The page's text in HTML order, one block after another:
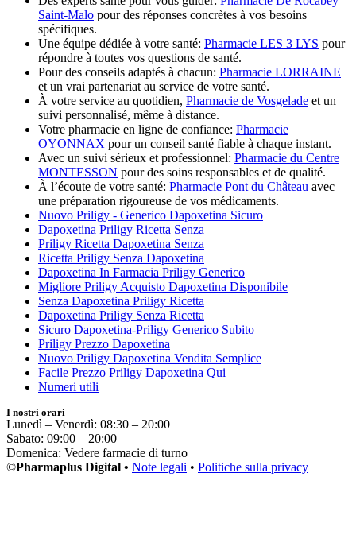
Saint-Malo pour des réponses concrètes à vos besoins
spécifiques.
Une équipe dédiée à votre santé: Pharmacie LES 3 LYS pour
répondre à toutes vos questions de santé.
Pour des conseils adaptés à chacun: Pharmacie LORRAINE
et un vrai partenariat au service de votre santé.
À votre service au quotidien, Pharmacie de Vosgelade et un
suivi personnalisé, même à distance.
Votre pharmacie en ligne de confiance: Pharmacie
OYONNAX pour un conseil santé fiable à chaque instant.
Avec un suivi sérieux et professionnel: Pharmacie du Centre
MONTESSON pour des soins responsables et de qualité.
À l’écoute de votre santé: Pharmacie Pont du Château avec
une préparation rigoureuse de vos médicaments.
Nuovo Priligy - Generico Dapoxetina Sicuro
Dapoxetina Priligy Ricetta Senza
Priligy Ricetta Dapoxetina Senza
Ricetta Priligy Senza Dapoxetina
Dapoxetina In Farmacia Priligy Generico
Migliore Priligy Acquisto Dapoxetina Disponibile
Senza Dapoxetina Priligy Ricetta
Dapoxetina Priligy Senza Ricetta
Sicuro Dapoxetina-Priligy Generico Subito
Priligy Prezzo Dapoxetina
Nuovo Priligy Dapoxetina Vendita Semplice
Facile Prezzo Priligy Dapoxetina Qui
Numeri utili
I nostri orari
Lunedì – Venerdì: 08:30 – 20:00
Sabato: 09:00 – 20:00
Domenica: Vedere farmacie di turno
©Pharmaplus Digital • Note legali • Politiche sulla privacy